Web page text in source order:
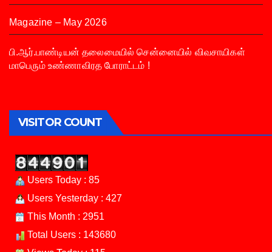
Magazine – May 2026
பி.ஆர்.பாண்டியன் தலைமையில் சென்னையில் விவசாயிகள்
மாபெரும் உண்ணாவிரத போராட்டம் !
VISITOR COUNT
Users Today : 85
Users Yesterday : 427
This Month : 2951
Total Users : 143680